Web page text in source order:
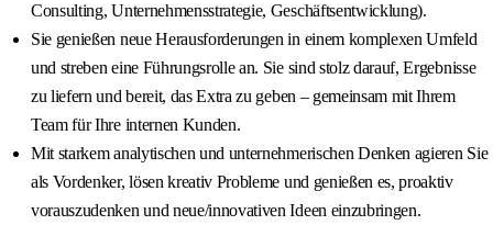
Consulting, Unternehmensstrategie, Geschäftsentwicklung).
Sie genießen neue Herausforderungen in einem komplexen Umfeld
und streben eine Führungsrolle an. Sie sind stolz darauf, Ergebnisse
zu liefern und bereit, das Extra zu geben – gemeinsam mit Ihrem
Team für Ihre internen Kunden.
Mit starkem analytischen und unternehmerischen Denken agieren Sie
als Vordenker, lösen kreativ Probleme und genießen es, proaktiv
vorauszudenken und neue/innovativen Ideen einzubringen.